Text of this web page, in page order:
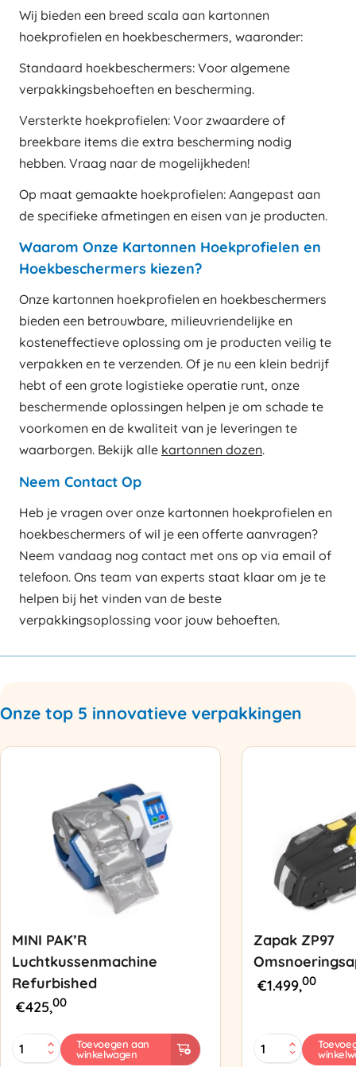
Wij bieden een breed scala aan kartonnen
hoekprofielen en hoekbeschermers, waaronder:
Standaard hoekbeschermers: Voor algemene
verpakkingsbehoeften en bescherming.
Versterkte hoekprofielen: Voor zwaardere of
breekbare items die extra bescherming nodig
hebben. Vraag naar de mogelijkheden!
Op maat gemaakte hoekprofielen: Aangepast aan
de specifieke afmetingen en eisen van je producten.
Waarom Onze Kartonnen Hoekprofielen en
Hoekbeschermers kiezen?
Onze kartonnen hoekprofielen en hoekbeschermers
bieden een betrouwbare, milieuvriendelijke en
kosteneffectieve oplossing om je producten veilig te
verpakken en te verzenden. Of je nu een klein bedrijf
hebt of een grote logistieke operatie runt, onze
beschermende oplossingen helpen je om schade te
voorkomen en de kwaliteit van je leveringen te
waarborgen. Bekijk alle kartonnen dozen.
Neem Contact Op
Heb je vragen over onze kartonnen hoekprofielen en
hoekbeschermers of wil je een offerte aanvragen?
Neem vandaag nog contact met ons op via email of
telefoon. Ons team van experts staat klaar om je te
helpen bij het vinden van de beste
verpakkingsoplossing voor jouw behoeften.
Onze top 5 innovatieve verpakkingen
MINI PAK’R
Luchtkussenmachine
Refurbished
€425,00
MINI
PAK'R
Toevoegen aan
winkelwagen
Zapak ZP97
€1.499,00
Zapak
ZP97